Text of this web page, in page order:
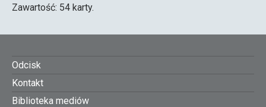
Zawartość: 54 karty.
Footer
menu
Odcisk
Kontakt
Biblioteka mediów